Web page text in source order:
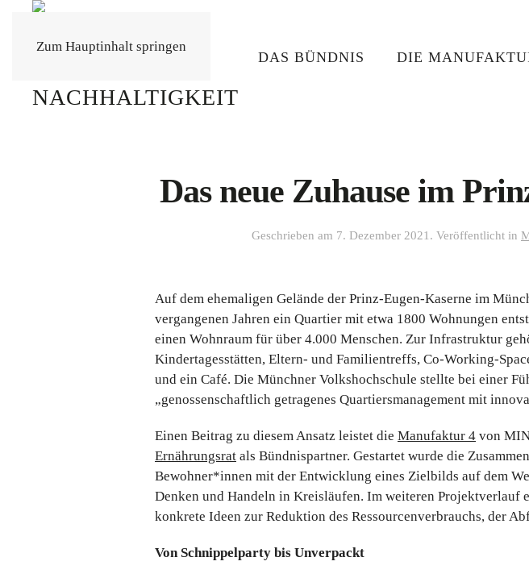
Zum Hauptinhalt springen
DAS BÜNDNIS DIE
Das neue Zuhause im
Geschrieben am 7. Dezember 2021 . Veröffentlicht in
Auf dem ehemaligen Gelände der Prinz-Eugen-Kaserne im
vergangenen Jahren ein Quartier mit etwa 1800 Wohnungen
einen Wohnraum für über 4.000 Menschen. Zur Infrastruktur
Kindertagesstätten, Eltern- und Familientreffs, Co-Working-
und ein Café. Die Münchner Volkshochschule stellte bei einer
„genossenschaftlich getragenes Quartiersmanagement mit
Einen Beitrag zu diesem Ansatz leistet die Manufaktur 4 von
Ernährungsrat als Bündnispartner. Gestartet wurde die
Bewohner*innen mit der Entwicklung eines Zielbilds auf dem
Denken und Handeln in Kreisläufen. Im weiteren Projektverlauf
konkrete Ideen zur Reduktion des Ressourcenverbrauchs, der
Von Schnippelparty bis Unverpackt